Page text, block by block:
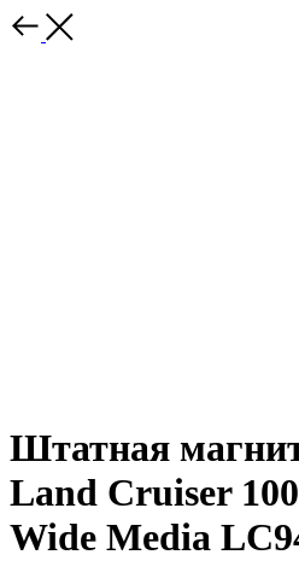
Штатная
Land Cruiser
Wide Media